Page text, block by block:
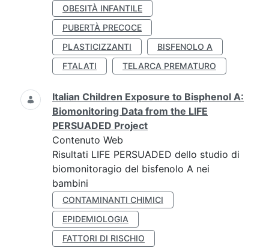
OBESITÀ INFANTILE
PUBERTÀ PRECOCE
PLASTICIZZANTI
BISFENOLO A
FTALATI
TELARCA PREMATURO
Italian Children Exposure to Bisphenol A:
Biomonitoring Data from the LIFE
PERSUADED Project
Contenuto Web
Risultati LIFE PERSUADED dello studio di
biomonitoragio del bisfenolo A nei
bambini
CONTAMINANTI CHIMICI
EPIDEMIOLOGIA
FATTORI DI RISCHIO